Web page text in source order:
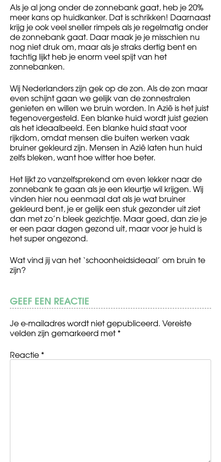
Als je al jong onder de zonnebank gaat, heb je 20%
meer kans op huidkanker. Dat is schrikken! Daarnaast
krijg je ook veel sneller rimpels als je regelmatig onder
de zonnebank gaat. Daar maak je je misschien nu
nog niet druk om, maar als je straks dertig bent en
tachtig lijkt heb je enorm veel spijt van het
zonnebanken.
Wij Nederlanders zijn gek op de zon. Als de zon maar
even schijnt gaan we gelijk van de zonnestralen
genieten en willen we bruin worden. In Azië is het juist
tegenovergesteld. Een blanke huid wordt juist gezien
als het ideaalbeeld. Een blanke huid staat voor
rijkdom, omdat mensen die buiten werken vaak
bruiner gekleurd zijn. Mensen in Azië laten hun huid
zelfs bleken, want hoe witter hoe beter.
Het lijkt zo vanzelfsprekend om even lekker naar de
zonnebank te gaan als je een kleurtje wil krijgen. Wij
vinden hier nou eenmaal dat als je wat bruiner
gekleurd bent, je er gelijk een stuk gezonder uit ziet
dan met zo’n bleek gezichtje. Maar goed, dan zie je
er een paar dagen gezond uit, maar voor je huid is
het super ongezond.
Wat vind jij van het ‘schoonheidsideaal’ om bruin te
zijn?
GEEF EEN REACTIE
Je e-mailadres wordt niet gepubliceerd. Vereiste
velden zijn gemarkeerd met*
Reactie *